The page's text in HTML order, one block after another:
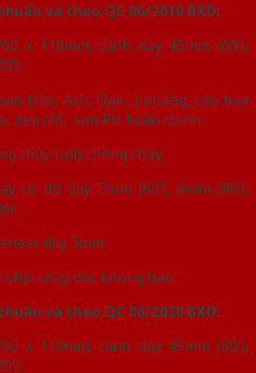
và theo QC 06/2010 BXD:
x 110mm; cánh dày 45mm (60’),
Đào, Ash, Oak…) phẳng, cửa bao
nẹp chỉ, sơn PU hoàn chỉnh.
thủy tinh chống cháy.
có độ dày 5mm (60’), 6mm (90’),
dày 3mm.
chạy dọc khung bao.
và theo QC 06/2020 BXD:
x 110mm; cánh dày 45mm (60’),